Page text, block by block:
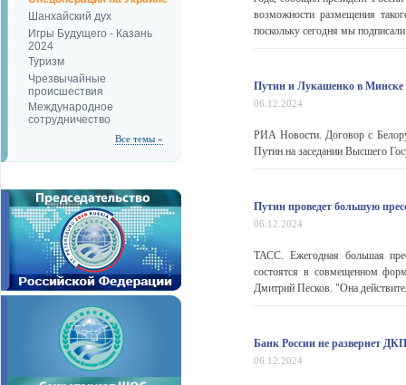
Шанхайский дух
Игры Будущего - Казань
2024
Туризм
Чрезвычайные
происшествия
Международное
сотрудничество
Все темы »
возможности размещения
поскольку сегодня мы
Путин и Лукашенко в Минске
06.12.2024
РИА Новости. Договор с
Путин на заседании Высшего
Путин проведет большую
06.12.2024
ТАСС. Ежегодная большая
состоятся в совмещенном
Дмитрий Песков. "Она
Банк России не развернет
06.12.2024